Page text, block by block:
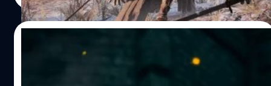
หัวร้อนกว่าเดิม! เปิดตัว Mod ของ Elden Ring